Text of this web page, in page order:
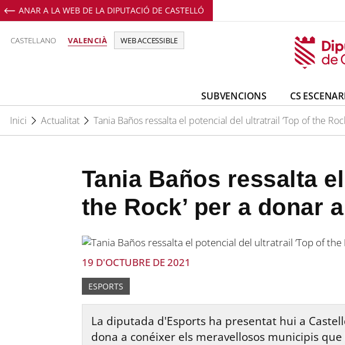
ANAR A LA WEB DE LA DIPUTACIÓ DE CASTELLÓ
CASTELLANO VALENCIÀ WEB ACCESSIBLE
SUBVENCIONS CS
Inici
Actualitat Tania Baños ressalta el potencial del ultratrail ‘Top of the
Tania Baños ressalta
the Rock’ per a donar
19 D'OCTUBRE DE 2021
ESPORTS
La diputada d'Esports ha presentat hui a
dona a conéixer els meravellosos municipis